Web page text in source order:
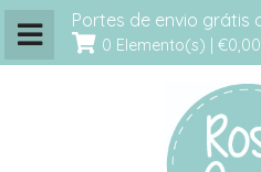
Portes de envio grátis
0 Elemento(s) | €0,00